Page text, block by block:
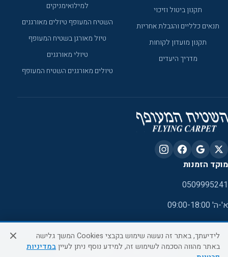
תקנון ביטול וזיכוי
תנאים כלליים והגבלת אחריות
תקנון מועדון לקוחות
מדריך היעדים
למילואימניקים
השטיח המעופף טיולים מאורגנים
טיול מאורגן בשטיח המעופף
טיולי מאורגנים
טיולים מאורגנים השטיח המעופף
מוקד הזמנות
0509995241
א'-ה' 09:00-18:00
כל הזכויות שמורות ל- EMALON LTD ©2026
לידיעתך, באתר זה נעשה שימוש בקבצי Cookies המשך גלישה
באתר מהווה הסכמה לשימוש זה, למידע נוסף ניתן לעייןבמדיניות